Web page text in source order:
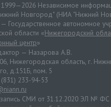
Независимое
Новгород" (НИА "Нижний
Государственное автономное
области «Нижегородский
центр»
— Назарова А.В.
Нижегородская область, г.
д.151Б, пом. 5
233-94-53
запись СМИ от 31.12.2020 ЭЛ № ФС